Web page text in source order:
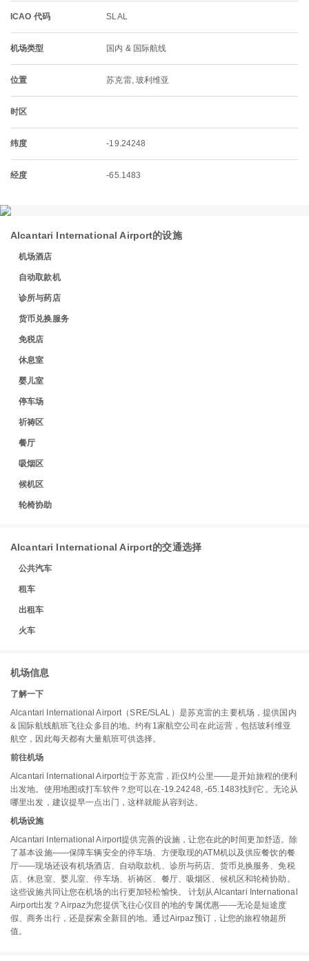
ICAO 代码 SLAL
机场类型 国内 & 国际航线
位置 苏克雷, 玻利维亚
时区
纬度 -19.24248
经度 -65.1483
Alcantari International Airport的设施
机场酒店
自动取款机
诊所与药店
货币兑换服务
免税店
休息室
婴儿室
停车场
祈祷区
餐厅
吸烟区
候机区
轮椅协助
Alcantari International Airport的交通选择
公共汽车
租车
出租车
火车
机场信息
了解一下
Alcantari International Airport（SRE/SLAL）是苏克雷的主要机场，提供国内
& 国际航线航班飞往众多目的地。约有1家航空公司在此运营，包括玻利维亚
航空，因此每天都有大量航班可供选择。
前往机场
Alcantari International Airport位于苏克雷，距仅约公里——是开始旅程的便利
出发地。使用地图或打车软件？您可以在-19.24248, -65.1483找到它。无论从
哪里出发，建议提早一点出门，这样就能从容到达。
机场设施
Alcantari International Airport提供完善的设施，让您在此的时间更加舒适。除
了基本设施——保障车辆安全的停车场、方便取现的ATM机以及供应餐饮的餐
厅——现场还设有机场酒店、自动取款机、诊所与药店、货币兑换服务、免税
店、休息室、婴儿室、停车场、祈祷区、餐厅、吸烟区、候机区和轮椅协助。
这些设施共同让您在机场的出行更加轻松愉快。 计划从Alcantari International
Airport出发？Airpaz为您提供飞往心仪目的地的专属优惠——无论是短途度
假、商务出行，还是探索全新目的地。通过Airpaz预订，让您的旅程物超所
值。